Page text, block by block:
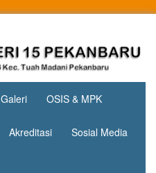
Galeri OSIS & MPK
Akreditasi Sosial Media